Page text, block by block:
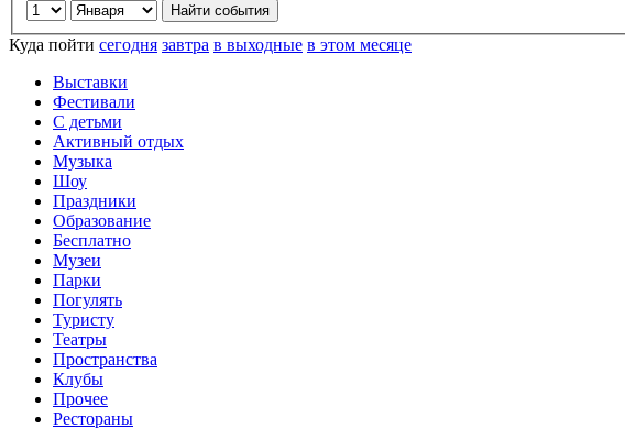
Куда пойти сегодня завтра в выходные в этом месяце
Выставки
Фестивали
С детьми
Активный отдых
Музыка
Шоу
Праздники
Образование
Бесплатно
Музеи
Парки
Погулять
Туристу
Театры
Пространства
Клубы
Прочее
Рестораны